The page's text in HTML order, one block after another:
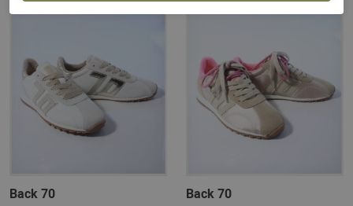
Back 70 Back 70